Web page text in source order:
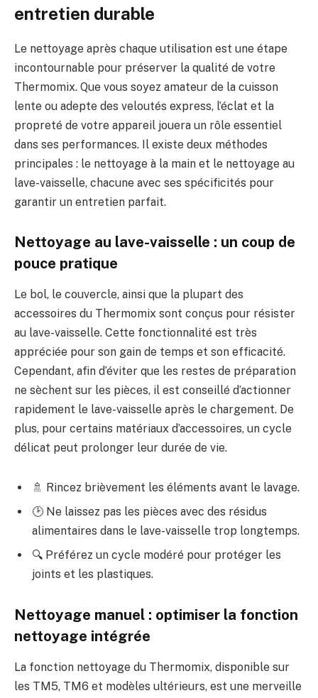
entretien durable
Le nettoyage après chaque utilisation est une étape
incontournable pour préserver la qualité de votre
Thermomix. Que vous soyez amateur de la cuisson
lente ou adepte des veloutés express, l’éclat et la
propreté de votre appareil jouera un rôle essentiel
dans ses performances. Il existe deux méthodes
principales : le nettoyage à la main et le nettoyage au
lave-vaisselle, chacune avec ses spécificités pour
garantir un entretien parfait.
Nettoyage au lave-vaisselle : un coup de
pouce pratique
Le bol, le couvercle, ainsi que la plupart des
accessoires du Thermomix sont conçus pour résister
au lave-vaisselle. Cette fonctionnalité est très
appréciée pour son gain de temps et son efficacité.
Cependant, afin d’éviter que les restes de préparation
ne sèchent sur les pièces, il est conseillé d’actionner
rapidement le lave-vaisselle après le chargement. De
plus, pour certains matériaux d’accessoires, un cycle
délicat peut prolonger leur durée de vie.
🚿 Rincez brièvement les éléments avant le lavage.
🕑 Ne laissez pas les pièces avec des résidus
alimentaires dans le lave-vaisselle trop longtemps.
🔍 Préférez un cycle modéré pour protéger les
joints et les plastiques.
Nettoyage manuel : optimiser la fonction
nettoyage intégrée
La fonction nettoyage du Thermomix, disponible sur
les TM5, TM6 et modèles ultérieurs, est une merveille